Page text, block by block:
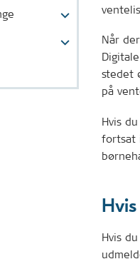
Når
stedet
på
Hvis
fortsat
Hvis